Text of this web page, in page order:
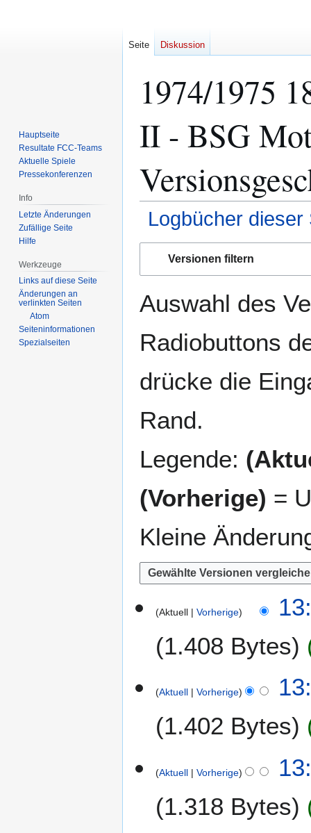
1974/1975
II - BSG
Logbücher dieser
NavigationVersionen filtern
Auswahl des
Radiobuttons
drücke die
Rand.
Legende:
(Vorherige) =
Kleine
6
u
2
Aktuell Vorherige
1.408 Bytes
Aktuell Vorherige
1.402 Bytes
Aktuell Vorherige
1.318 Bytes
Seite Diskussion
Hauptseite
Resultate FCC-Teams
Aktuelle Spiele
Pressekonferenzen
Info
Letzte Änderungen
Zufällige Seite
Hilfe
Werkzeuge
Links auf diese Seite
Änderungen an
verlinkten Seiten
Atom
Seiten­­informationen
Spezialseiten